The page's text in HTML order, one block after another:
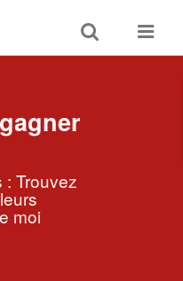
Toggle
search
Toggle
: Trouvez
moi